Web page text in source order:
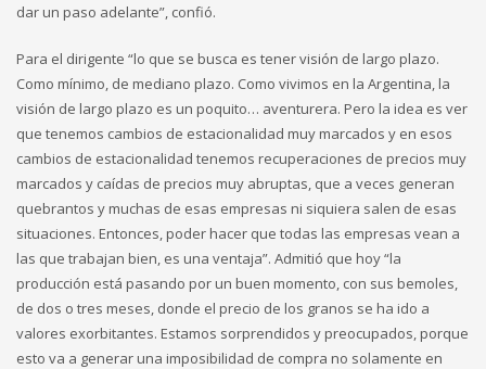
dar un paso adelante”, confió.
Para el dirigente “lo que se busca es tener visión de largo plazo.
Como mínimo, de mediano plazo. Como vivimos en la Argentina, la
visión de largo plazo es un poquito… aventurera. Pero la idea es ver
que tenemos cambios de estacionalidad muy marcados y en esos
cambios de estacionalidad tenemos recuperaciones de precios muy
marcados y caídas de precios muy abruptas, que a veces generan
quebrantos y muchas de esas empresas ni siquiera salen de esas
situaciones. Entonces, poder hacer que todas las empresas vean a
las que trabajan bien, es una ventaja”. Admitió que hoy “la
producción está pasando por un buen momento, con sus bemoles,
de dos o tres meses, donde el precio de los granos se ha ido a
valores exorbitantes. Estamos sorprendidos y preocupados, porque
esto va a generar una imposibilidad de compra no solamente en